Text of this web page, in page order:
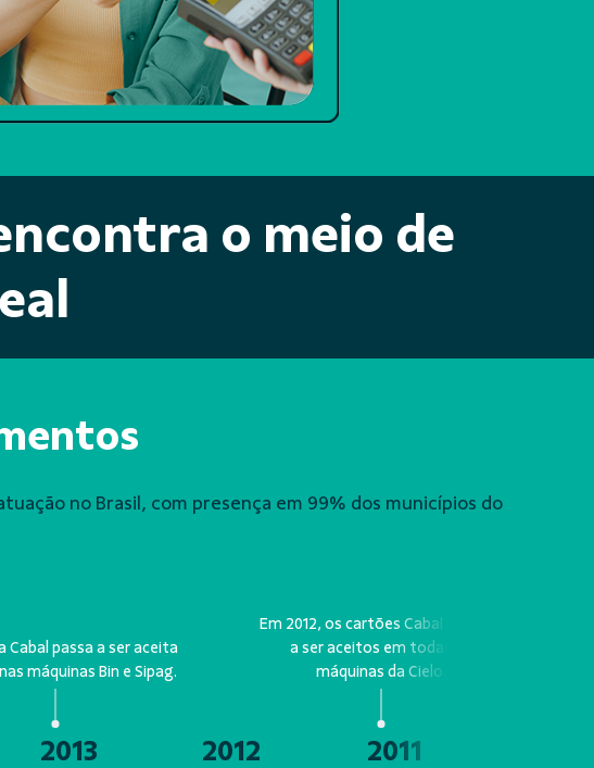
o meio de
no Brasil, com presença em 99% dos municípios do
Cabal passa a ser aceita
máquinas Bin e Sipag.
2013 2012
Em 2012, os cartões Cabal passam
a ser aceitos em todas as
máquinas da Cielo.
2011